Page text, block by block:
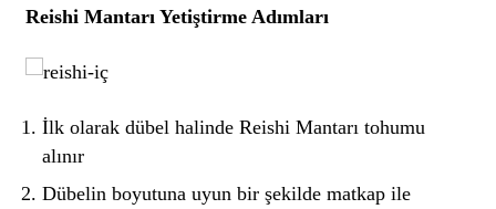
Reishi Mantarı Yetiştirme Adımları
İlk olarak dübel halinde Reishi Mantarı tohumu
alınır
Dübelin boyutuna uyun bir şekilde matkap ile